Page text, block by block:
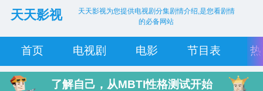
天天影视
天天影视为您提供电视剧分集剧情介绍,是您看剧情
的必备网站
首页 电视剧 电影 节目表
了解自己，从MBTI性格测试开始